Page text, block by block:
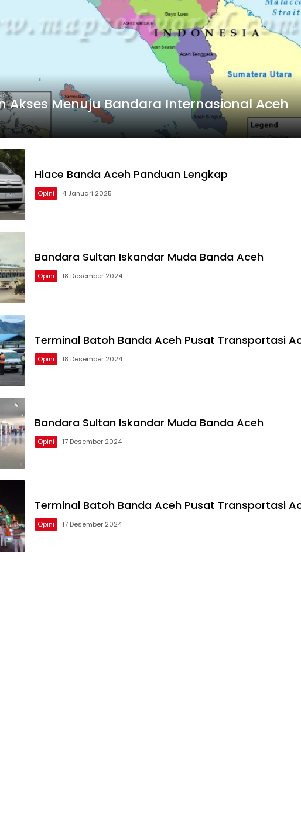
Akses Menuju Bandara Internasional Aceh
Hiace Banda Aceh Panduan Lengkap
Opini 4 Januari 2025
Bandara Sultan Iskandar Muda Banda Aceh
Opini 18 Desember 2024
Terminal Batoh Banda Aceh Pusat Transportasi
Opini 18 Desember 2024
Bandara Sultan Iskandar Muda Banda Aceh
Opini 17 Desember 2024
Terminal Batoh Banda Aceh Pusat Transportasi
Opini 17 Desember 2024